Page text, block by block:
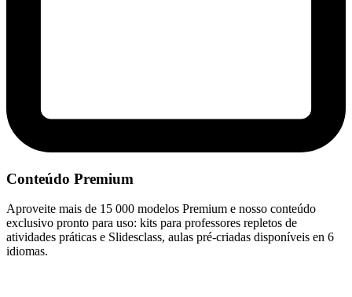
Conteúdo Premium
Aproveite mais de 15 000 modelos Premium e nosso conteúdo
exclusivo pronto para uso: kits para professores repletos de
atividades práticas e Slidesclass, aulas pré-criadas disponíveis en 6
idiomas.